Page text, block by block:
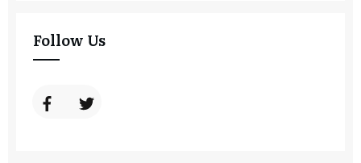
Follow Us